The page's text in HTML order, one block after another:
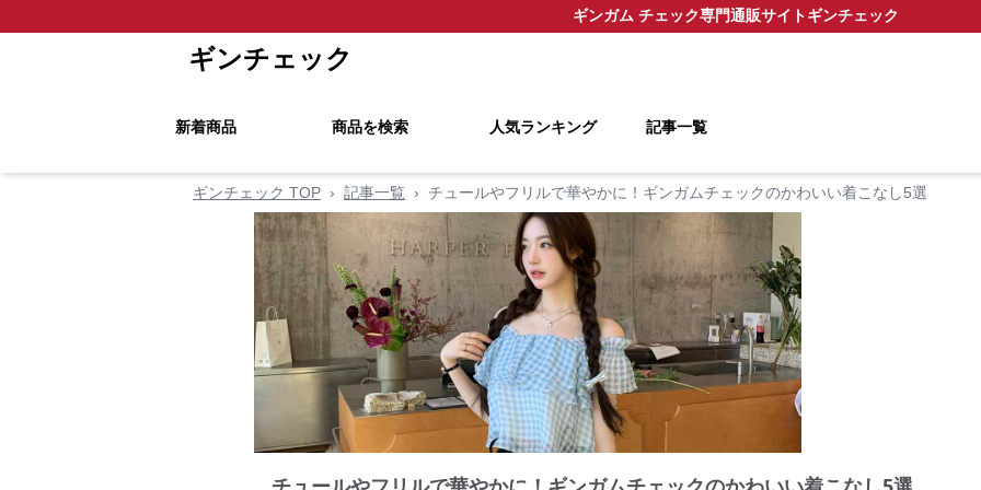
ギンガム チェック専門通販サイトギンチェック
ギンチェック
新着商品 商品を検索 人気ランキング 記事一覧
ギンチェック TOP › 記事一覧 › チュールやフリルで華やかに！ギンガムチェックのかわいい着こなし5選